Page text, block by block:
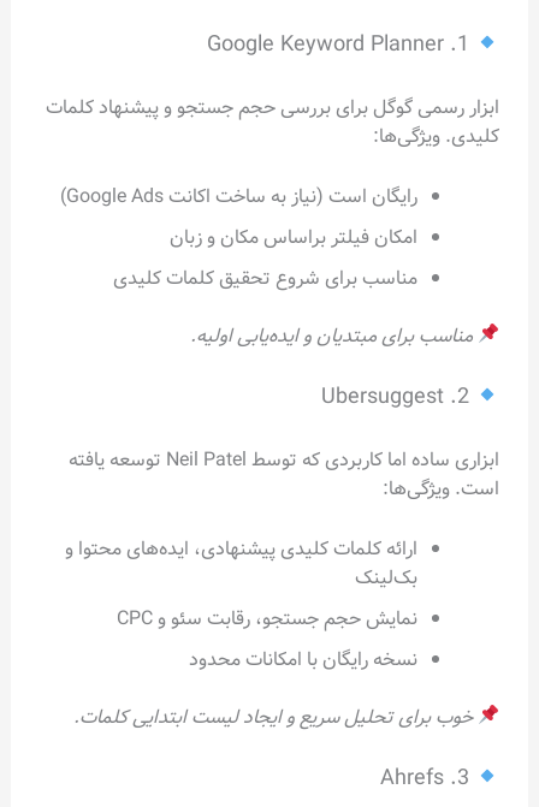
ابزار رسمی گوگل برای بررسی حجم جستجو و پیشنهاد کلمات
کلیدی. ویژگی‌ها:
رایگان است (نیاز به ساخت اکانت Google Ads)
امکان فیلتر براساس مکان و زبان
مناسب برای شروع تحقیق کلمات کلیدی
مناسب برای مبتدیان و ایده‌یابی اولیه.
2. Ubersuggest
ابزاری ساده اما کاربردی که توسط Neil Patel توسعه یافته
است. ویژگی‌ها:
ارائه کلمات کلیدی پیشنهادی، ایده‌های محتوا و
بک‌لینک
نمایش حجم جستجو، رقابت سئو و CPC
نسخه رایگان با امکانات محدود
خوب برای تحلیل سریع و ایجاد لیست ابتدایی کلمات.